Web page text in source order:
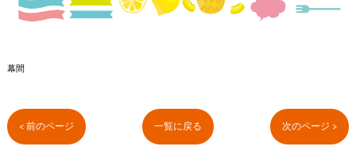
幕間
< 前のページ 一覧に戻る 次のページ >